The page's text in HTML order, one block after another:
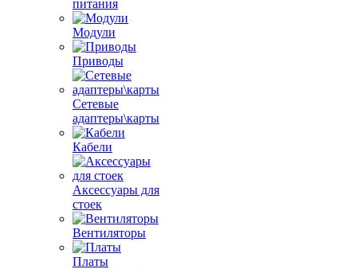
питания
Модули
Приводы
Сетевые
адаптеры\карты
Кабели
Аксессуары для
стоек
Вентиляторы
Платы